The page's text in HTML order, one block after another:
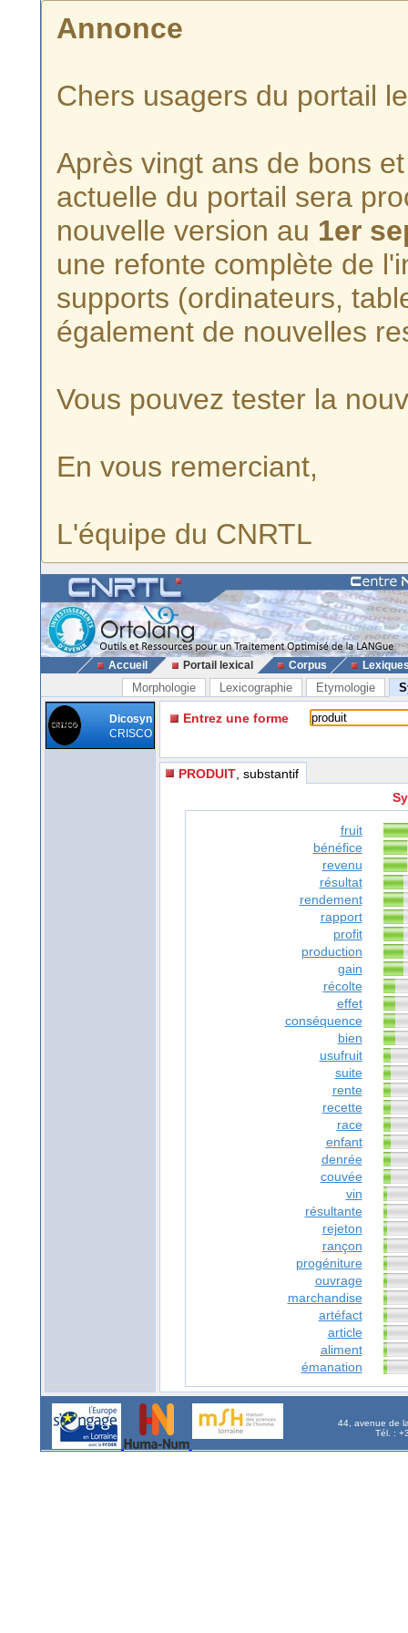
Annonce
Chers usagers du portail
Après vingt ans de bons
actuelle du portail sera
nouvelle version au 1er
une refonte complète de
supports (ordinateurs,
également de nouvelles
Vous pouvez tester la
En vous remerciant,
L'équipe du CNRTL
Accueil Portail lexical Corpus
Morphologie Lexicographie Etymologie
Dicosyn
CRISCO
Entrez une forme
PRODUIT , substantif
fruit
bénéfice
revenu
résultat
rendement
rapport
profit
production
gain
récolte
effet
conséquence
bien
usufruit
suite
rente
recette
race
enfant
denrée
couvée
vin
résultante
rejeton
rançon
progéniture
ouvrage
marchandise
artéfact
article
aliment
émanation
44, avenue de
Tél. :